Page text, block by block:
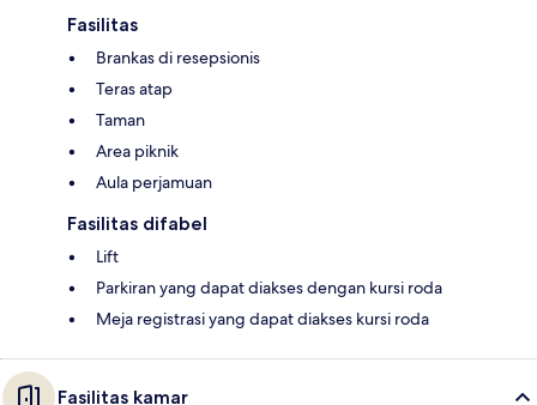
Fasilitas
Brankas di resepsionis
Teras atap
Taman
Area piknik
Aula perjamuan
Fasilitas difabel
Lift
Parkiran yang dapat diakses dengan kursi roda
Meja registrasi yang dapat diakses kursi roda
Fasilitas kamar